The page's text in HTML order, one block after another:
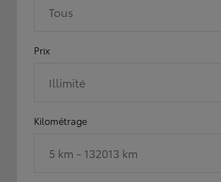
Tous
Prix
Illimité
Kilométrage
5 km - 132013 km